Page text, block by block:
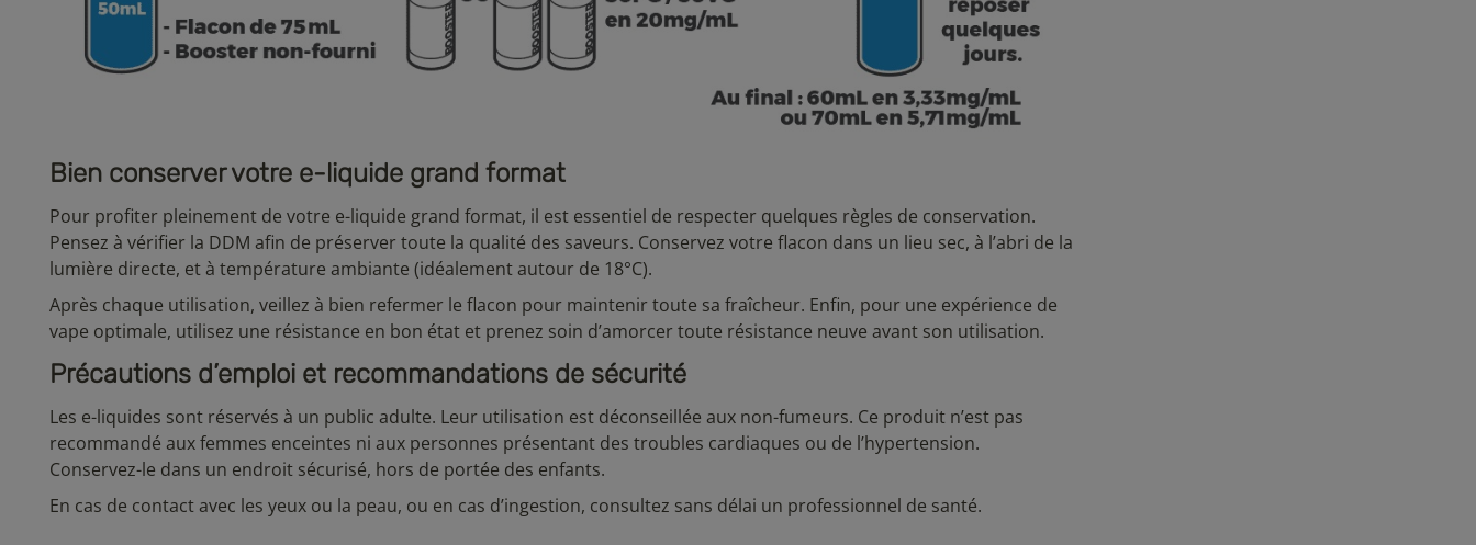
Bien conserver votre e-liquide grand format
Pour profiter pleinement de votre e-liquide grand format, il est essentiel de respecter quelques règles de conservation.
Pensez à vérifier la DDM afin de préserver toute la qualité des saveurs. Conservez votre flacon dans un lieu sec, à l’abri de la
lumière directe, et à température ambiante (idéalement autour de 18°C).
Après chaque utilisation, veillez à bien refermer le flacon pour maintenir toute sa fraîcheur. Enfin, pour une expérience de
vape optimale, utilisez une résistance en bon état et prenez soin d’amorcer toute résistance neuve avant son utilisation.
Précautions d’emploi et recommandations de sécurité
Les e-liquides sont réservés à un public adulte. Leur utilisation est déconseillée aux non-fumeurs. Ce produit n’est pas
recommandé aux femmes enceintes ni aux personnes présentant des troubles cardiaques ou de l’hypertension.
Conservez-le dans un endroit sécurisé, hors de portée des enfants.
En cas de contact avec les yeux ou la peau, ou en cas d’ingestion, consultez sans délai un professionnel de santé.